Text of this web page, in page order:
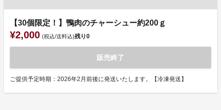
【30個限定！】鴨肉のチャーシュー約200ｇ
¥2,000 (税込/送料込)残り0
販売終了
ご提供予定時期：2026年2月前後に発送いたします。【冷凍発送】